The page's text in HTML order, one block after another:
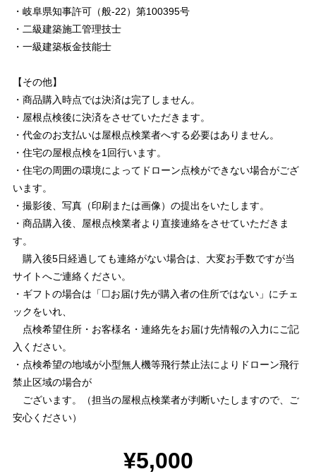
・岐阜県知事許可（般-22）第100395号
・二級建築施工管理技士
・一級建築板金技能士
【その他】
・商品購入時点では決済は完了しません。
・屋根点検後に決済をさせていただきます。
・代金のお支払いは屋根点検業者へする必要はありません。
・住宅の屋根点検を1回行います。
・住宅の周囲の環境によってドローン点検ができない場合がござ
います。
・撮影後、写真（印刷または画像）の提出をいたします。
・商品購入後、屋根点検業者より直接連絡をさせていただきま
す。
購入後5日経過しても連絡がない場合は、大変お手数ですが当
サイトへご連絡ください。
・ギフトの場合は「☐お届け先が購入者の住所ではない」にチェ
ックをいれ、
点検希望住所・お客様名・連絡先をお届け先情報の入力にご記
入ください。
・点検希望の地域が小型無人機等飛行禁止法によりドローン飛行
禁止区域の場合が
ございます。（担当の屋根点検業者が判断いたしますので、ご
安心ください）
¥5,000